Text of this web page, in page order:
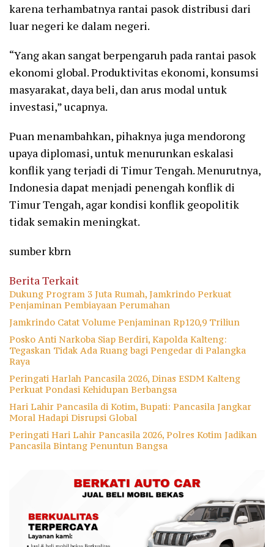
karena terhambatnya rantai pasok distribusi dari
luar negeri ke dalam negeri.
“Yang akan sangat berpengaruh pada rantai pasok
ekonomi global. Produktivitas ekonomi, konsumsi
masyarakat, daya beli, dan arus modal untuk
investasi,” ucapnya.
Puan menambahkan, pihaknya juga mendorong
upaya diplomasi, untuk menurunkan eskalasi
konflik yang terjadi di Timur Tengah. Menurutnya,
Indonesia dapat menjadi penengah konflik di
Timur Tengah, agar kondisi konflik geopolitik
tidak semakin meningkat.
sumber kbrn
Berita Terkait
Dukung Program 3 Juta Rumah, Jamkrindo Perkuat
Penjaminan Pembiayaan Perumahan
Jamkrindo Catat Volume Penjaminan Rp120,9 Triliun
Posko Anti Narkoba Siap Berdiri, Kapolda Kalteng:
Tegaskan Tidak Ada Ruang bagi Pengedar di Palangka
Raya
Peringati Harlah Pancasila 2026, Dinas ESDM Kalteng
Perkuat Pondasi Kehidupan Berbangsa
Hari Lahir Pancasila di Kotim, Bupati: Pancasila Jangkar
Moral Hadapi Disrupsi Global
Peringati Hari Lahir Pancasila 2026, Polres Kotim Jadikan
Pancasila Bintang Penuntun Bangsa